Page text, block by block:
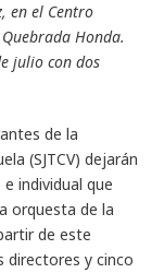
en el Centro
Honda.
julio con dos
de la
(SJTCV) dejarán
individual que
orquesta de la
de este
directores y cinco